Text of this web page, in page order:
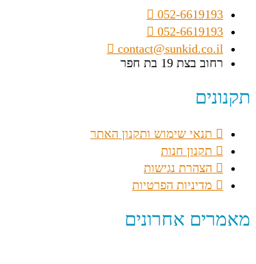
052-6619193
052-6619193
contact@sunkid.co.il
רחוב בצת 19 בת חפר
תקנונים
תנאי שימוש ותקנון האתר
תקנון חנות
הצהרת נגישות
מדיניות הפרטיות
מאמרים אחרונים